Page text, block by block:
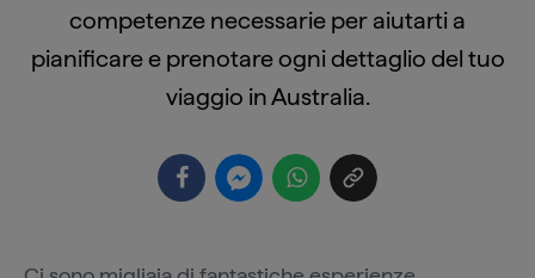
competenze necessarie per aiutarti a
pianificare e prenotare ogni dettaglio del tuo
viaggio in Australia.